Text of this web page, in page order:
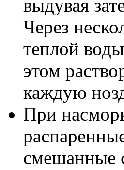
выдувая
Через
теплой
этом
каждую
При
смешанные